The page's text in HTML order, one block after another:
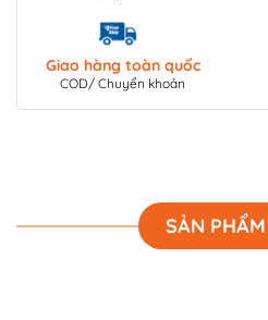
Giao hàng toàn quốc
COD/ Chuyển khoản
SẢN